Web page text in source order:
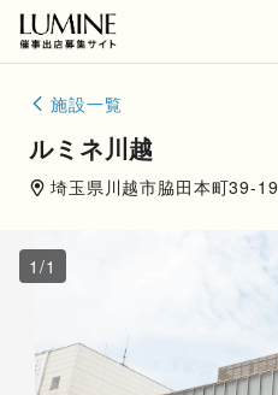
施設一覧
ルミネ川越
埼玉県川越市脇田本町39-19
1 /1